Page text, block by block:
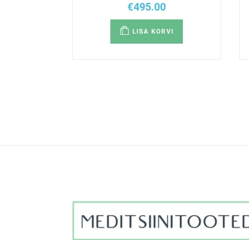
€495.00
LISA KORVI